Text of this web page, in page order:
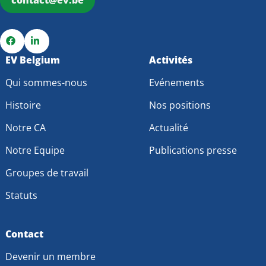
Go
Facebook
Go
LinkedIn
EV Belgium
Qui sommes-nous
Histoire
Notre CA
Notre Equipe
Groupes de travail
Statuts
Activités
Evénements
Nos positions
Actualité
Publications presse
Contact
Devenir un membre